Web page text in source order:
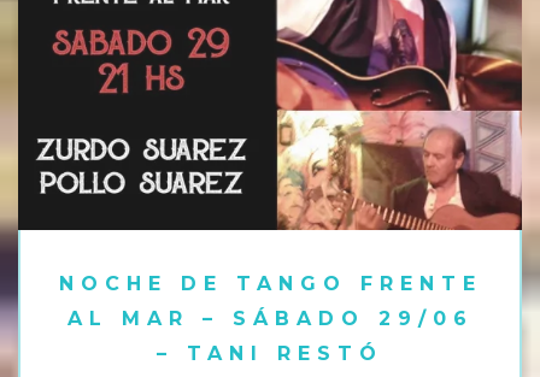
NOCHE DE TANGO FRENTE
AL MAR – SÁBADO 29/06
– TANI RESTÓ